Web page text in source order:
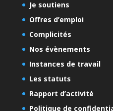
Je soutiens
Offres d’emploi
Complicités
Nos évènements
Instances de travail
Les statuts
Rapport d’activité
Politique de